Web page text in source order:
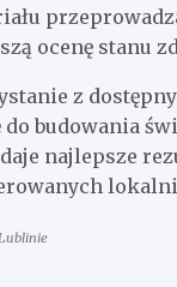
ocenę stanu
z
budowania
najlepsze